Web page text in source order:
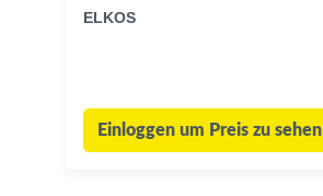
ELKOS
Einloggen um Preis zu sehen